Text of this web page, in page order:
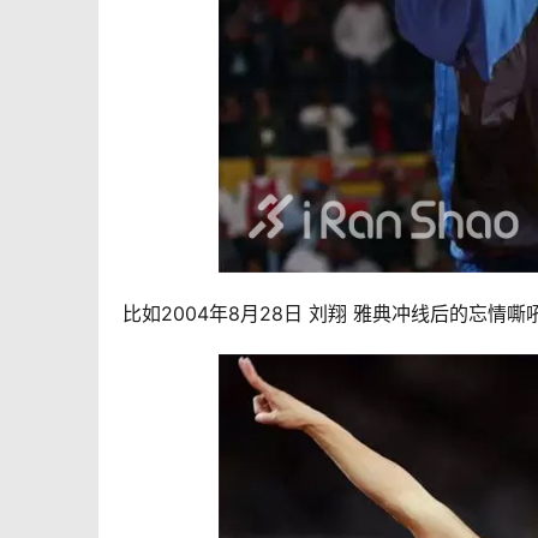
比如2004年8月28日 刘翔 雅典冲线后的忘情嘶